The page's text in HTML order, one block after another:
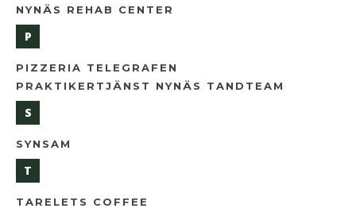
NYNÄS REHAB CENTER
P
PIZZERIA TELEGRAFEN
PRAKTIKERTJÄNST NYNÄS TANDTEAM
S
SYNSAM
T
TARELETS COFFEE